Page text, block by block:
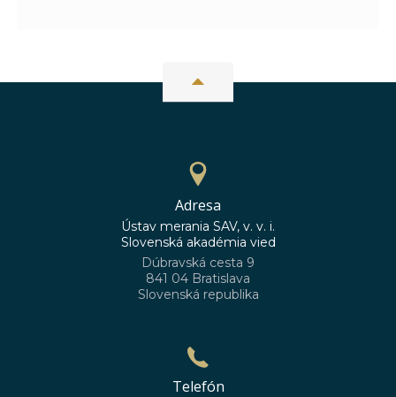
Adresa
Ústav merania SAV, v. v. i.
Slovenská akadémia vied
Dúbravská cesta 9
841 04 Bratislava
Slovenská republika
Telefón